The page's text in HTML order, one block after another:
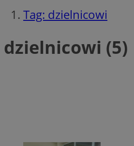
Tag: dzielnicowi
dzielnicowi (5)